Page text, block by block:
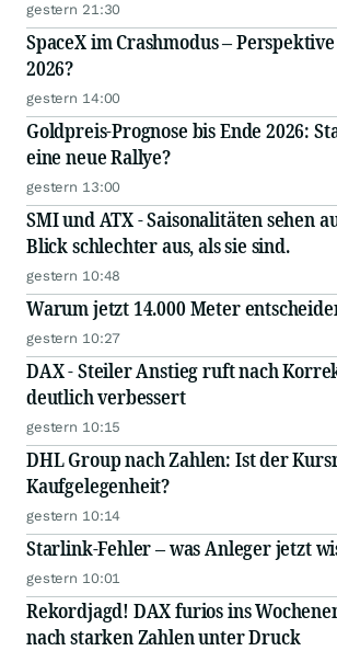
gestern 21:30
SpaceX im Crashmodus –
2026?
gestern 14:00
Goldpreis-Prognose bis Ende 2026:
eine neue Rallye?
gestern 13:00
SMI und ATX - Saisonalitäten sehen
Blick schlechter aus, als sie sind.
gestern 10:48
Warum jetzt 14.000 Meter
gestern 10:27
DAX - Steiler Anstieg ruft nach
deutlich verbessert
gestern 10:15
DHL Group nach Zahlen: Ist der
Kaufgelegenheit?
gestern 10:14
Starlink-Fehler – was Anleger jetzt
gestern 10:01
Rekordjagd! DAX furios ins
nach starken Zahlen unter Druck